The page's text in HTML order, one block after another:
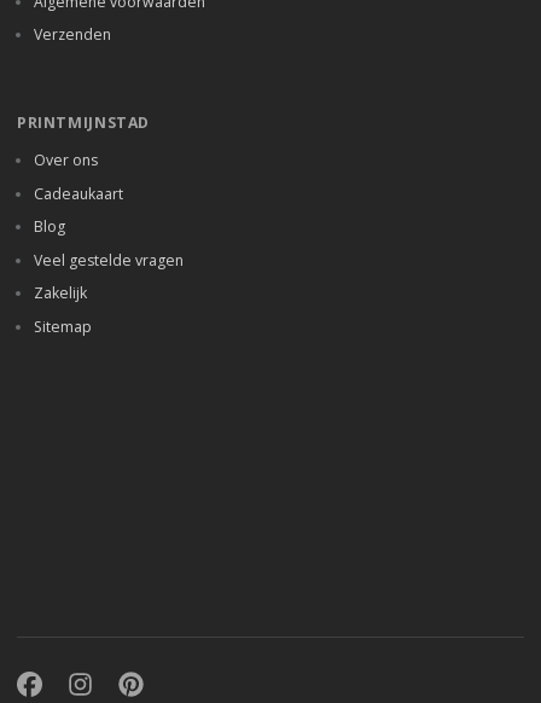
Verzenden
PRINTMIJNSTAD
Over ons
Cadeaukaart
Blog
Veel gestelde vragen
Zakelijk
Sitemap
FacebookInstagramPinterest